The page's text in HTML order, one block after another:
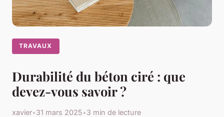
TRAVAUX
Durabilité du béton ciré : que
devez-vous savoir ?
xavier•31 mars 2025•3 min de lecture